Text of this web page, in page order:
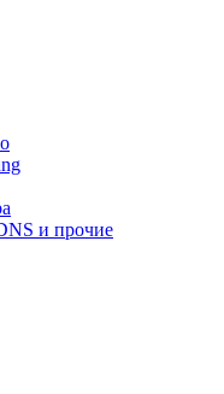
и прочие